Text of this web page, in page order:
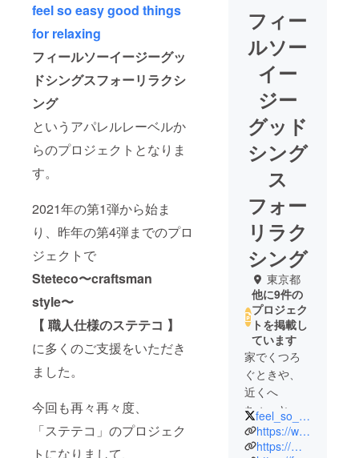
feel so easy good things
for relaxing
フィールソーイージーグッ
ドシングスフォーリラクシ
ング
というアパレルレーベルか
らのプロジェクトとなりま
す。
2021年の第1弾から始ま
り、昨年の第4弾までのプロ
ジェクトで
Steteco〜craftsman
style〜
【 職人仕様のステテコ 】
に多くのご支援をいただき
ました。
今回も再々再々度、
「ステテコ」のプロジェク
トになりまして、
フィー
ルソー
イー
ジー
グッド
シング
ス
フォー
リラク
シング
東京都
他に9件の
プロジェク
トを掲載し
ています
家でくつろ
ぐときや、
近くへ
ちょっと出
かけるとき
などオフの
feel_so_easy_
https://www.instagram.com/feel_so_easy_
https://m.facebook.com/feelsoeasy